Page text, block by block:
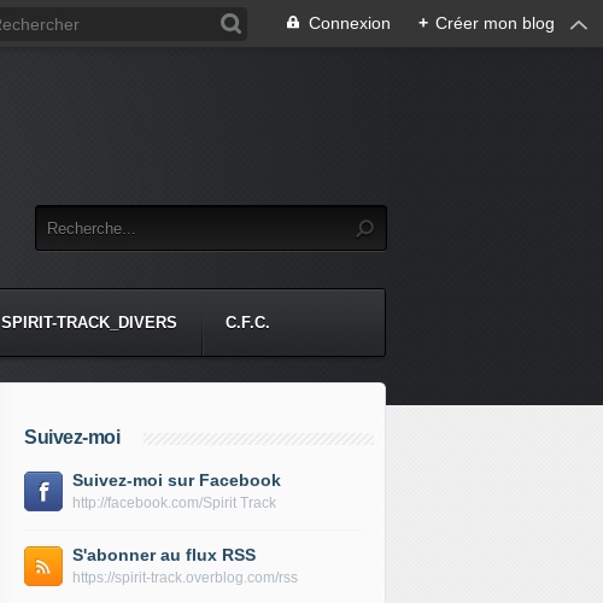
Connexion + Créer mon blog
SPIRIT-TRACK_DIVERS C.F.C.
Suivez-moi
Suivez-moi sur Facebook
http://facebook.com/Spirit Track
S'abonner au flux RSS
https://spirit-track.overblog.com/rss